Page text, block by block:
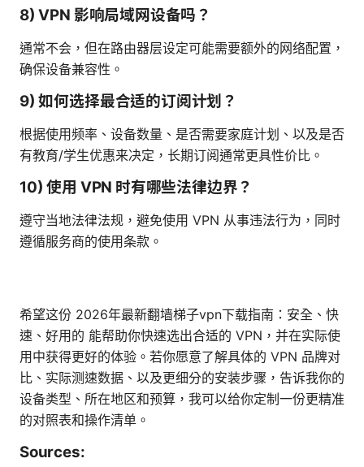
8) VPN 影响局域网设备吗？
通常不会，但在路由器层设定可能需要额外的网络配置，
确保设备兼容性。
9) 如何选择最合适的订阅计划？
根据使用频率、设备数量、是否需要家庭计划、以及是否
有教育/学生优惠来决定，长期订阅通常更具性价比。
10) 使用 VPN 时有哪些法律边界？
遵守当地法律法规，避免使用 VPN 从事违法行为，同时
遵循服务商的使用条款。
希望这份 2026年最新翻墙梯子vpn下载指南：安全、快
速、好用的 能帮助你快速选出合适的 VPN，并在实际使
用中获得更好的体验。若你愿意了解具体的 VPN 品牌对
比、实际测速数据、以及更细分的安装步骤，告诉我你的
设备类型、所在地区和预算，我可以给你定制一份更精准
的对照表和操作清单。
Sources: